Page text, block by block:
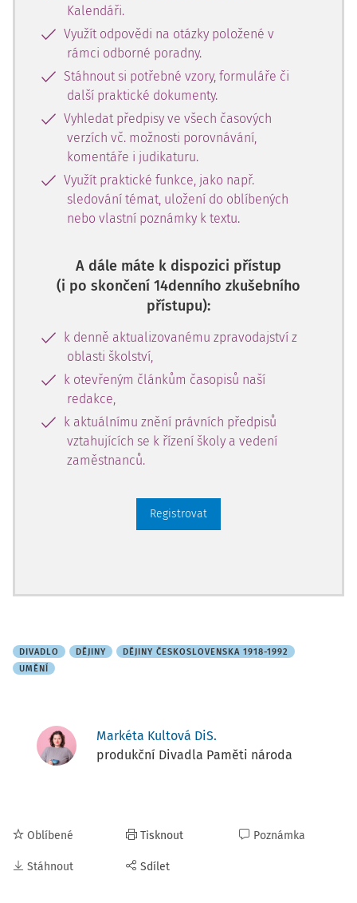
Kalendáři.
Využít odpovědi na otázky položené v
rámci odborné poradny.
Stáhnout si potřebné vzory, formuláře či
další praktické dokumenty.
Vyhledat předpisy ve všech časových
verzích vč. možnosti porovnávání,
komentáře i judikaturu.
Využít praktické funkce, jako např.
sledování témat, uložení do oblíbených
nebo vlastní poznámky k textu.
A dále máte k dispozici přístup
(i po skončení 14denního zkušebního
přístupu):
k denně aktualizovanému zpravodajství z
oblasti školství,
k otevřeným článkům časopisů naší
redakce,
k aktuálnímu znění právních předpisů
vztahujících se k řízení školy a vedení
zaměstnanců.
Registrovat
DIVADLO DĚJINY
DĚJINY ČESKOSLOVENSKA 1918-1992
UMĚNÍ
Markéta Kultová DiS.
produkční Divadla Paměti národa
Oblíbené
Stáhnout
Tisknout
Sdílet
Poznámka